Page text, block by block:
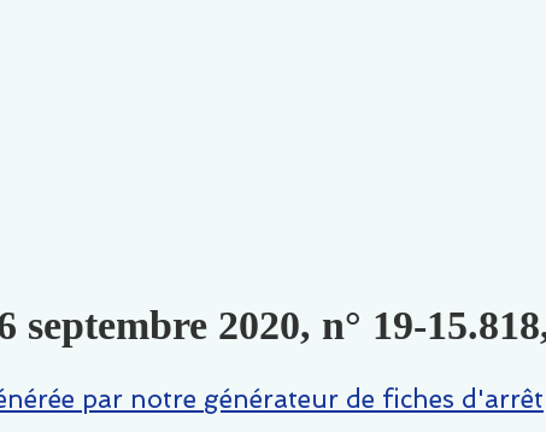
septembre 2020, n° 19-
par notre générateur de fiches d'arrêt